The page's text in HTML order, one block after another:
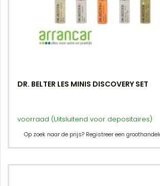
DR. BELTER LES MINIS DISCOVERY SET
voorraad (Uitsluitend voor depositaires)
Op zoek naar de prijs? Registreer een